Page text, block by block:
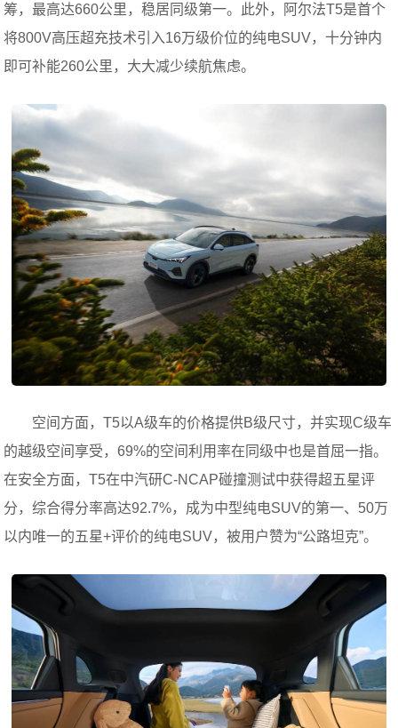
筹，最高达660公里，稳居同级第一。此外，阿尔法T5是首个
将800V高压超充技术引入16万级价位的纯电SUV，十分钟内
即可补能260公里，大大减少续航焦虑。
空间方面，T5以A级车的价格提供B级尺寸，并实现C级车
的越级空间享受，69%的空间利用率在同级中也是首屈一指。
在安全方面，T5在中汽研C-NCAP碰撞测试中获得超五星评
分，综合得分率高达92.7%，成为中型纯电SUV的第一、50万
以内唯一的五星+评价的纯电SUV，被用户赞为“公路坦克”。